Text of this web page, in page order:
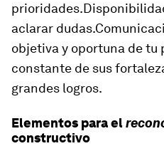
aclarar
objetiva y oportuna de tu
constante de sus
grandes logros.
Elementos para el
constructivo